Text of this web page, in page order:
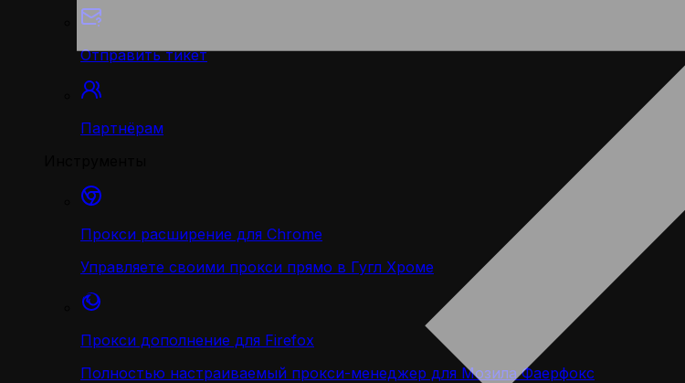
Отправить тикет
Партнёрам
Прокси расширение для Chrome
Управляете своими прокси прямо в Гугл Хроме
Прокси дополнение для Firefox
Полностью настраиваемый прокси-менеджер для Мозила Фаерфокс